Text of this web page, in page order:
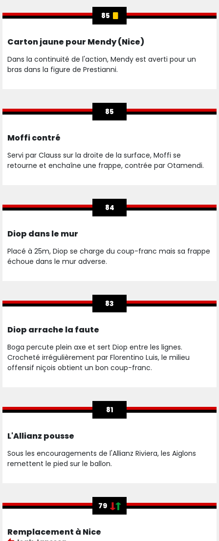
85
Carton jaune pour Mendy (Nice)
Dans la continuité de l'action, Mendy est averti pour un
bras dans la figure de Prestianni.
85
Moffi contré
Servi par Clauss sur la droite de la surface, Moffi se
retourne et enchaîne une frappe, contrée par Otamendi.
84
Diop dans le mur
Placé à 25m, Diop se charge du coup-franc mais sa frappe
échoue dans le mur adverse.
83
Diop arrache la faute
Boga percute plein axe et sert Diop entre les lignes.
Crocheté irrégulièrement par Florentino Luis, le milieu
offensif niçois obtient un bon coup-franc.
81
L'Allianz pousse
Sous les encouragements de l'Allianz Riviera, les Aiglons
remettent le pied sur le ballon.
79
Remplacement à Nice